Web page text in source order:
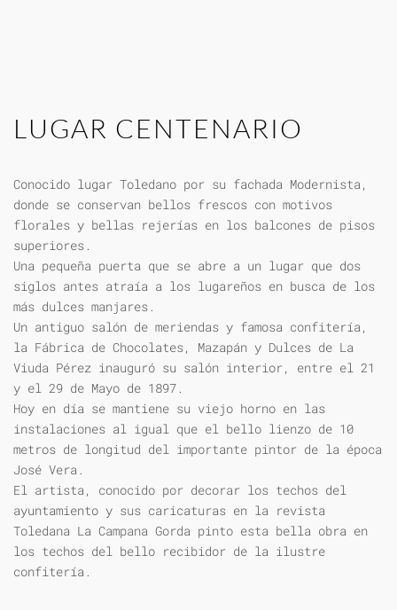
LUGAR CENTENARIO
Conocido lugar Toledano por su fachada Modernista,
donde se conservan bellos frescos con motivos
florales y bellas rejerías en los balcones de pisos
superiores.
Una pequeña puerta que se abre a un lugar que dos
siglos antes atraía a los lugareños en busca de los
más dulces manjares.
Un antiguo salón de meriendas y famosa confitería,
la Fábrica de Chocolates, Mazapán y Dulces de La
Viuda Pérez inauguró su salón interior, entre el 21
y el 29 de Mayo de 1897.
Hoy en día se mantiene su viejo horno en las
instalaciones al igual que el bello lienzo de 10
metros de longitud del importante pintor de la época
José Vera.
El artista, conocido por decorar los techos del
ayuntamiento y sus caricaturas en la revista
Toledana La Campana Gorda pinto esta bella obra en
los techos del bello recibidor de la ilustre
confitería.